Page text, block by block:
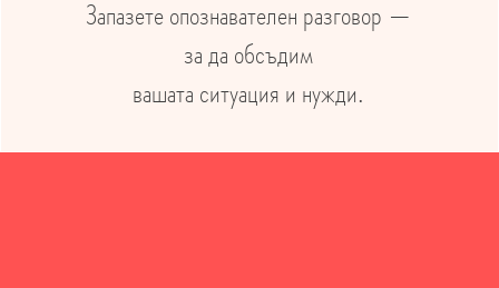
Запазете опознавателен разговор —
за да обсъдим
вашата ситуация и нужди.